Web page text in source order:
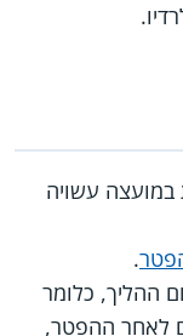
עשויה
.
ההליך, כלומר
לאחר ההפטר,